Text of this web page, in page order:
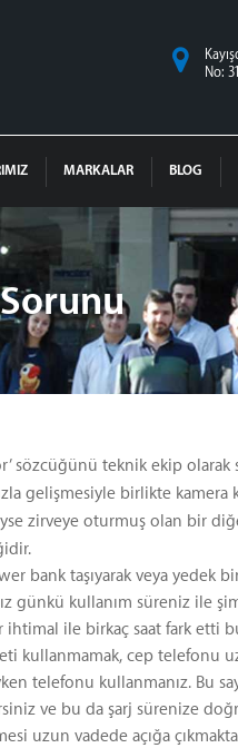
No:
MARKALAR BLOG
sözcüğünü teknik ekip olarak
gelişmesiyle birlikte
zirveye oturmuş olan bir
bank taşıyarak veya yedek
günkü kullanım süreniz ile
ile birkaç saat fark etti
kullanmamak, cep telefonu
telefonu kullanmanız. Bu
ve bu da şarj sürenize
uzun vadede açığa